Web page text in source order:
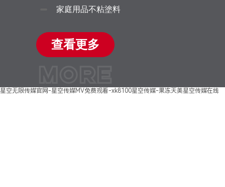
家庭用品不粘塗料
查看更多
星空无限传媒官网-星空传媒MV免费观看-xk8100星空传媒-果冻天美星空传媒在线